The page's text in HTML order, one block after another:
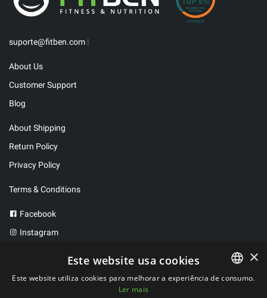
suporte@fitben.com |
About Us
Customer Support
Blog
About Shipping
Return Policy
Privacy Policy
Terms & Conditions
Facebook
Instagram
FitBen. All rights reserved.
×
Este website usa cookies
Este website utiliza cookies para melhorar a experiência de consumo.
Ler mais